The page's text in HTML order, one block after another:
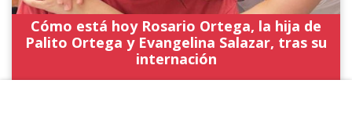
Cómo está hoy Rosario Ortega, la hija de
Palito Ortega y Evangelina Salazar, tras su
internación